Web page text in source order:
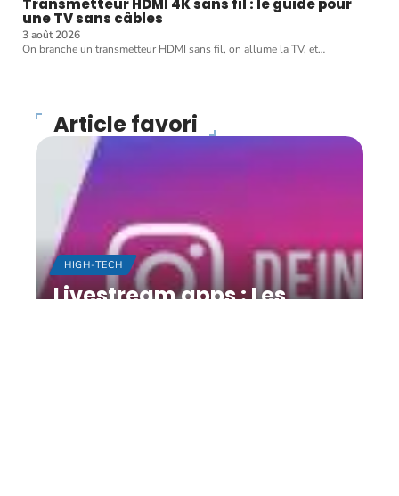
une TV sans câbles
3 août 2026
On branche un transmetteur HDMI sans fil, on allume la TV, et…
Article favori
HIGH-TECH
Livestream apps : Les